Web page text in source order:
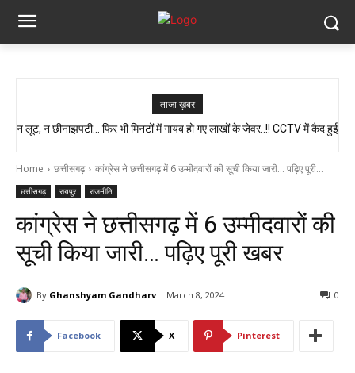
ताजा ख़बर
स्वास्थ्य मंत्री श्याम बिहारी जायसवाल का बड़ा बयान, कहा- प्रदेश में कोई भी झोलाछाप
Home छत्तीसगढ़ कांग्रेस ने छत्तीसगढ़ में 6 उम्मीदवारों की सूची किया जारी... पढ़िए पूरी...
छत्तीसगढ़ रायपुर राजनीति
कांग्रेस ने छत्तीसगढ़ में 6 उम्मीदवारों की
सूची किया जारी… पढ़िए पूरी खबर
By Ghanshyam Gandharv March 8, 2024 0
Facebook X Pinterest